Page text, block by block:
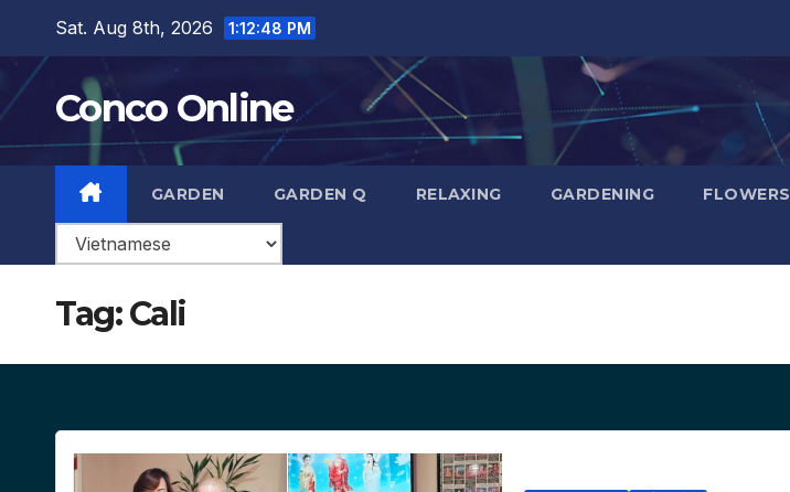
content
Sat. Aug 8th, 2026 1:12:49 PM
Conco Online
GARDEN GARDEN Q RELAXING GARDENING FLOWERS
Tag:Cali